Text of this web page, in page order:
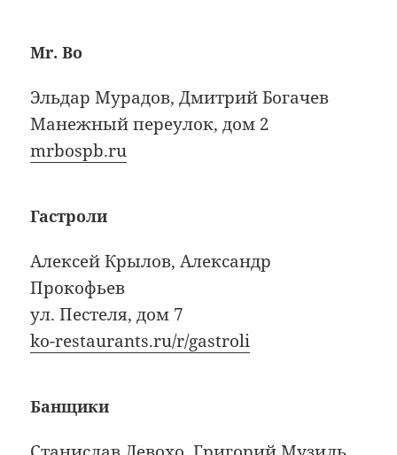
Mr. Bo
Эльдар Мурадов, Дмитрий Богачев
Манежный переулок, дом 2
mrbospb.ru
Гастроли
Алексей Крылов, Александр
Прокофьев
ул. Пестеля, дом 7
ko-restaurants.ru/r/gastroli
Банщики